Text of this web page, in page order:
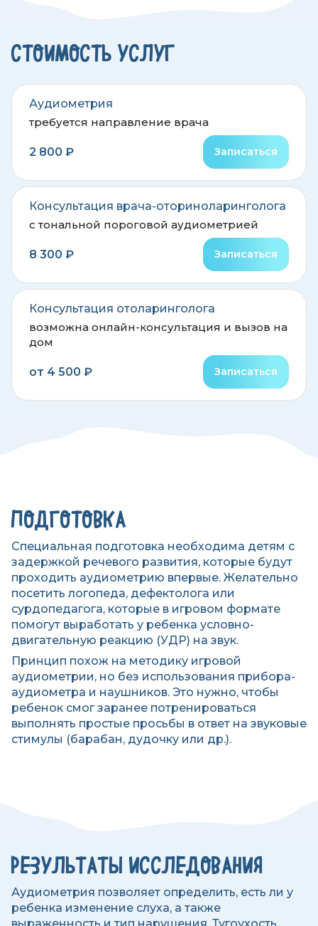
СТОИМОСТЬ УСЛУГ
Аудиометрия
требуется направление врача
2 800 ₽ Записаться
Консультация врача-оториноларинголога
с тональной пороговой аудиометрией
8 300 ₽ Записаться
Консультация отоларинголога
возможна онлайн-консультация и вызов на
дом
от 4 500 ₽ Записаться
ПОДГОТОВКА
Специальная подготовка необходима детям с
задержкой речевого развития, которые будут
проходить аудиометрию впервые. Желательно
посетить логопеда, дефектолога или
сурдопедагога, которые в игровом формате
помогут выработать у ребенка условно-
двигательную реакцию (УДР) на звук.
Принцип похож на методику игровой
аудиометрии, но без использования прибора-
аудиометра и наушников. Это нужно, чтобы
ребенок смог заранее потренироваться
выполнять простые просьбы в ответ на звуковые
стимулы (барабан, дудочку или др.).
РЕЗУЛЬТАТЫ ИССЛЕДОВАНИЯ
Аудиометрия позволяет определить, есть ли у
ребенка изменение слуха, а также